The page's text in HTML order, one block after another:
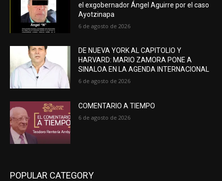
el exgobernador Ángel Aguirre por el caso
Ayotzinapa
6 de agosto de 2026
DE NUEVA YORK AL CAPITOLIO Y
HARVARD: MARIO ZAMORA PONE A
SINALOA EN LA AGENDA INTERNACIONAL
6 de agosto de 2026
COMENTARIO A TIEMPO
6 de agosto de 2026
POPULAR CATEGORY